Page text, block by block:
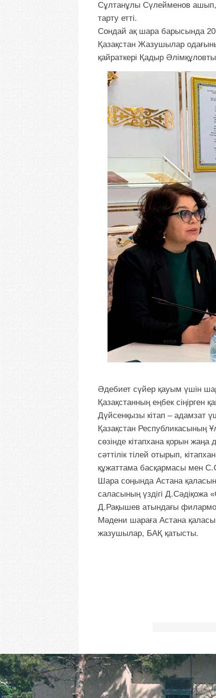
Сұлтанұлы Сүлейменов ашып,
тарту етті.
Сондай ақ шара барысында
Қазақстан Жазушылар
қайраткері Қадыр
Әдебиет сүйер қауым үшін
Қазақстанның еңбек
Дүйсенқызы кітап – адамзат
Қазақстан Республикасының
сөзінде кітапхана қорын
сәттілік тілей отырып,
құжаттама басқармасы мен
Шара соңында Астана
саласының үздігі
Д.Рақышев атындағы
Мәдени шараға Астана
жазушылар, БАҚ қатысты.